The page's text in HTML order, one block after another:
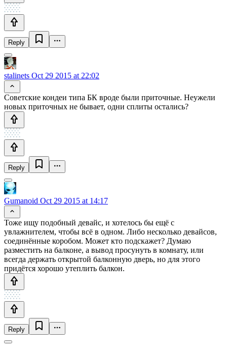
Reply
stalinets Oct 29 2015 at 22:02
Советские кондеи типа БК вроде были приточные. Неужели
новых приточных не бывает, одни сплиты остались?
Reply
Gumanoid Oct 29 2015 at 14:17
Тоже ищу подобный девайс, и хотелось бы ещё с
увлажнителем, чтобы всё в одном. Либо несколько девайсов,
соединённые коробом. Может кто подскажет? Думаю
разместить на балконе, а вывод просунуть в комнату, или
всегда держать открытой балконную дверь, но для этого
придётся хорошо утеплить балкон.
Reply